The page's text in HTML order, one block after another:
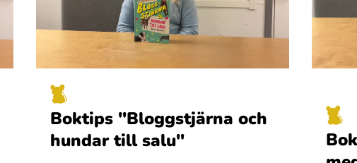
Boktips "Bloggstjärna och
hundar till salu"